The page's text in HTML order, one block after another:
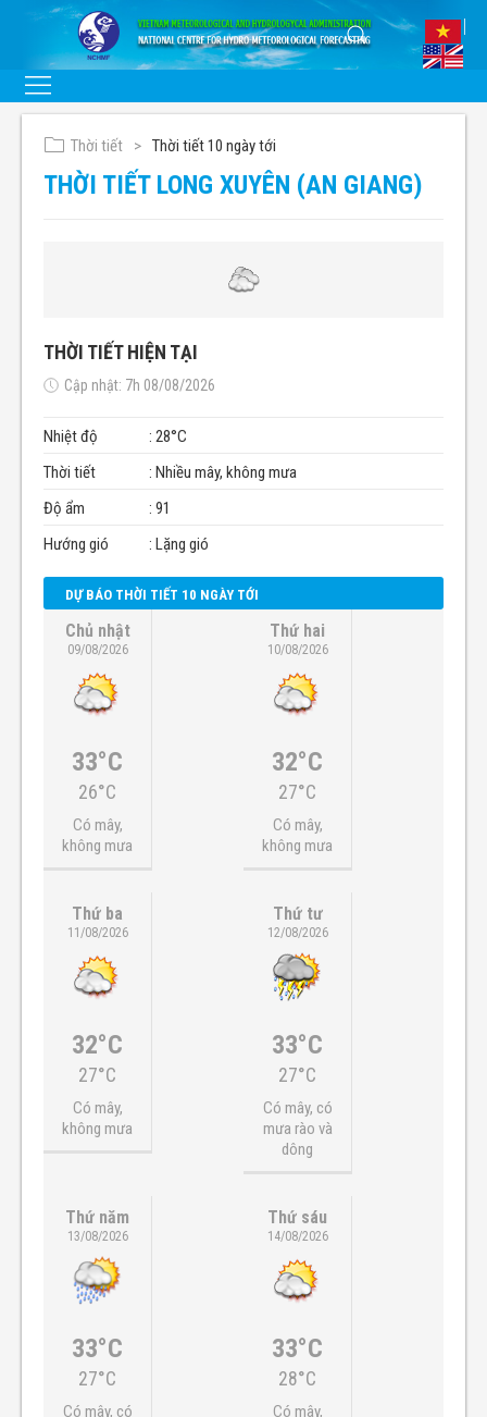
Thời tiết Thời tiết 10 ngày tới
THỜI TIẾT LONG XUYÊN (AN GIANG)
THỜI TIẾT HIỆN TẠI
Cập nhật: 7h 08/08/2026
Nhiệt độ
: 28°C
Thời tiết
: Nhiều mây, không mưa
Độ ẩm
: 91
Hướng gió
: Lặng gió
DỰ BÁO THỜI TIẾT 10 NGÀY TỚI
Chủ nhật
09/08/2026
33°C
26°C
Có mây,
không mưa
Thứ hai
10/08/2026
32°C
27°C
Có mây,
không mưa
Thứ ba
11/08/2026
32°C
27°C
Có mây,
không mưa
Thứ tư
12/08/2026
33°C
27°C
Có mây, có
mưa rào và
dông
Thứ năm
13/08/2026
33°C
27°C
Có mây, có
Thứ sáu
14/08/2026
33°C
28°C
Có mây,